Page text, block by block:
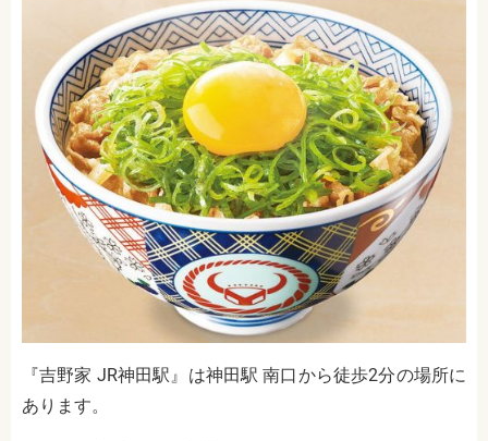
『吉野家 JR神田駅』は神田駅 南口から徒歩2分の場所に
あります。